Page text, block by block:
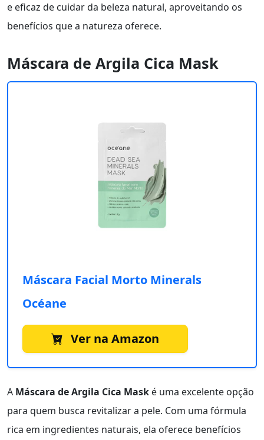
e eficaz de cuidar da beleza natural, aproveitando os
benefícios que a natureza oferece.
Máscara de Argila Cica Mask
Máscara Facial Morto Minerals
Océane
Ver na Amazon
A Máscara de Argila Cica Mask é uma excelente opção
para quem busca revitalizar a pele. Com uma fórmula
rica em ingredientes naturais, ela oferece benefícios